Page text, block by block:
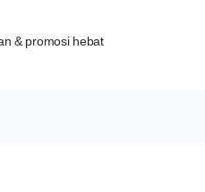
& promosi hebat